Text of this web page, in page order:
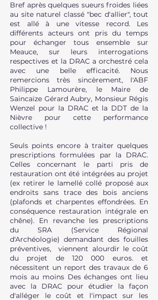
Bref après quelques sueurs froides liées
au site naturel classé "bec d'allier", tout
est allé à une vitesse record. Les
différents acteurs ont pris du temps
pour échanger tous ensemble sur
Meauce, sur leurs interrogations
respectives et la DRAC a orchestré cela
avec une belle efficacité. Nous
remercions très sincèrement, l'ABF
Philippe Lamourère, le Maire de
Saincaize Gérard Aubry, Monsieur Régis
Wenzel pour la DRAC et la DDT de la
Nièvre pour cette performance
collective !
Seuls points encore à traiter quelques
prescriptions formulées par la DRAC.
Celles concernant le parti pris de
restauration ont été intégrées au projet
(ex retirer le lamellé collé proposé aux
endroits sans trace des bois anciens
(plafonds et charpentes effondrées. En
conséquence restauration intégrale en
chêne). En revanche les prescriptions
du SRA (Service Régional
d'Archéologie) demandant des fouilles
préventives, viennent alourdir le coût
du projet de 120 000 euros. et
nécessitent un report des travaux de 6
mois au moins Des échanges ont lieu
avec la DRAC pour étudier la façon
d'alléger le coût et l'impact sur les